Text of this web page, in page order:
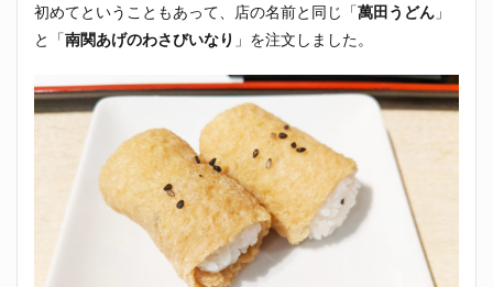
初めてということもあって、店の名前と同じ「萬田うどん 」
と「南関あげのわさびいなり 」を注文しました。